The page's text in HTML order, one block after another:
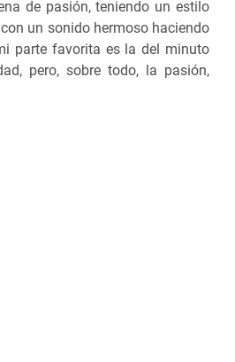
de pasión, teniendo un estilo
un sonido hermoso haciendo
parte favorita es la del minuto
pero, sobre todo, la pasión,